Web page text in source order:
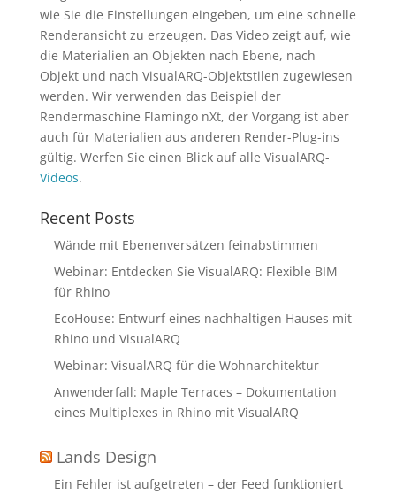
wie Sie die Einstellungen eingeben, um eine schnelle
Renderansicht zu erzeugen. Das Video zeigt auf, wie
die Materialien an Objekten nach Ebene, nach
Objekt und nach VisualARQ-Objektstilen zugewiesen
werden. Wir verwenden das Beispiel der
Rendermaschine Flamingo nXt, der Vorgang ist aber
auch für Materialien aus anderen Render-Plug-ins
gültig. Werfen Sie einen Blick auf alle VisualARQ-
Videos.
Recent Posts
Wände mit Ebenenversätzen feinabstimmen
Webinar: Entdecken Sie VisualARQ: Flexible BIM
für Rhino
EcoHouse: Entwurf eines nachhaltigen Hauses mit
Rhino und VisualARQ
Webinar: VisualARQ für die Wohnarchitektur
Anwenderfall: Maple Terraces – Dokumentation
eines Multiplexes in Rhino mit VisualARQ
Lands Design
Ein Fehler ist aufgetreten – der Feed funktioniert